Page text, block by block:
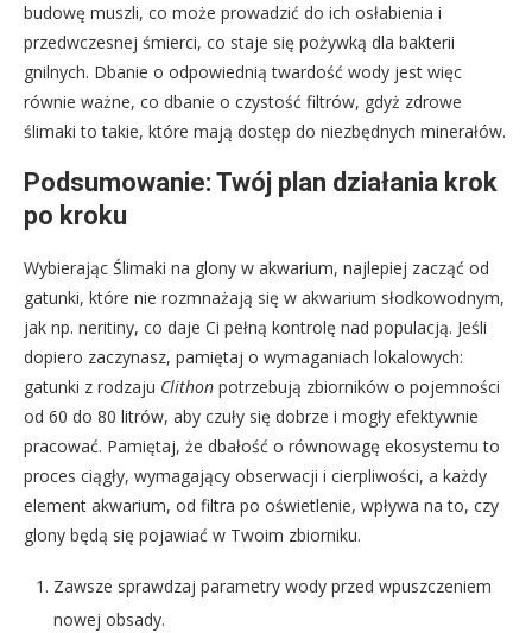
budowę muszli, co może prowadzić do ich osłabienia i
przedwczesnej śmierci, co staje się pożywką dla bakterii
gnilnych. Dbanie o odpowiednią twardość wody jest więc
równie ważne, co dbanie o czystość filtrów, gdyż zdrowe
ślimaki to takie, które mają dostęp do niezbędnych minerałów.
Podsumowanie: Twój plan działania krok
po kroku
Wybierając Ślimaki na glony w akwarium, najlepiej zacząć od
gatunki, które nie rozmnażają się w akwarium słodkowodnym,
jak np. neritiny, co daje Ci pełną kontrolę nad populacją. Jeśli
dopiero zaczynasz, pamiętaj o wymaganiach lokalowych:
gatunki z rodzaju Clithon potrzebują zbiorników o pojemności
od 60 do 80 litrów, aby czuły się dobrze i mogły efektywnie
pracować. Pamiętaj, że dbałość o równowagę ekosystemu to
proces ciągły, wymagający obserwacji i cierpliwości, a każdy
element akwarium, od filtra po oświetlenie, wpływa na to, czy
glony będą się pojawiać w Twoim zbiorniku.
Zawsze sprawdzaj parametry wody przed wpuszczeniem
nowej obsady.